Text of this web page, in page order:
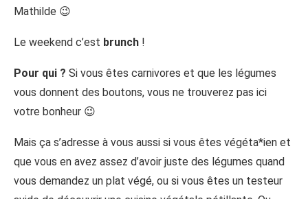
Mathilde 😉
Le weekend c’est brunch !
Pour qui ? Si vous êtes carnivores et que les légumes
vous donnent des boutons, vous ne trouverez pas ici
votre bonheur 😉
Mais ça s’adresse à vous aussi si vous êtes végéta*ien et
que vous en avez assez d’avoir juste des légumes quand
vous demandez un plat végé, ou si vous êtes un testeur